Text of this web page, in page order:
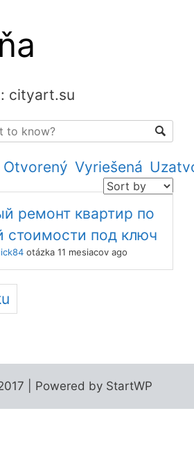
cityart.su
Otvorený Vyriešená
ремонт квартир по
стоимости под ключ
otázka 11 mesiacov ago
| Powered by StartWP